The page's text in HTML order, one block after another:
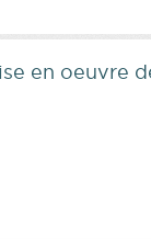
en oeuvre